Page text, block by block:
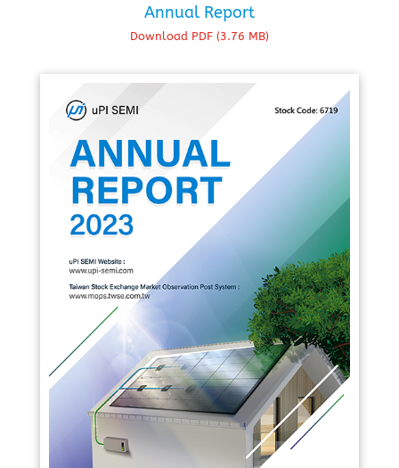
Annual Report
Download PDF (3.76 MB)